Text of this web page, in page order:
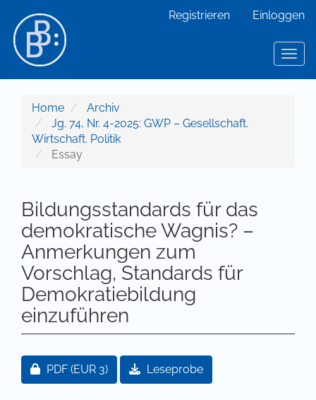
Hauptinhalt
Sidebar
Registrieren Einloggen
Home
Archiv
Jg. 74, Nr. 4-2025: GWP – Gesellschaft.
Wirtschaft. Politik
Essay
Bildungsstandards für das
demokratische Wagnis? –
Anmerkungen zum
Vorschlag, Standards für
Demokratiebildung
einzuführen
Artikel-Sidebar
Zugang für Abonnent/innen oder durch Zahlung
PDF (EUR 3) Leseprobe